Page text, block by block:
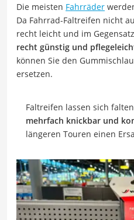
Die meisten Fahrräder
Da Fahrrad-Faltreifen nicht
recht leicht und im
recht günstig und
können Sie den
ersetzen.
Faltreifen lassen sich
mehrfach knickbar und
längeren Touren einen